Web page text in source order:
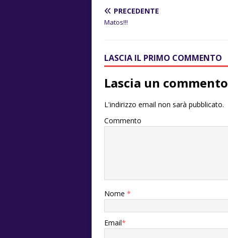
PRECEDENTE
Matos!!!
LASCIA IL PRIMO COMMENTO
Lascia un commento
L'indirizzo email non sarà pubblicato.
Commento
Nome *
Email*